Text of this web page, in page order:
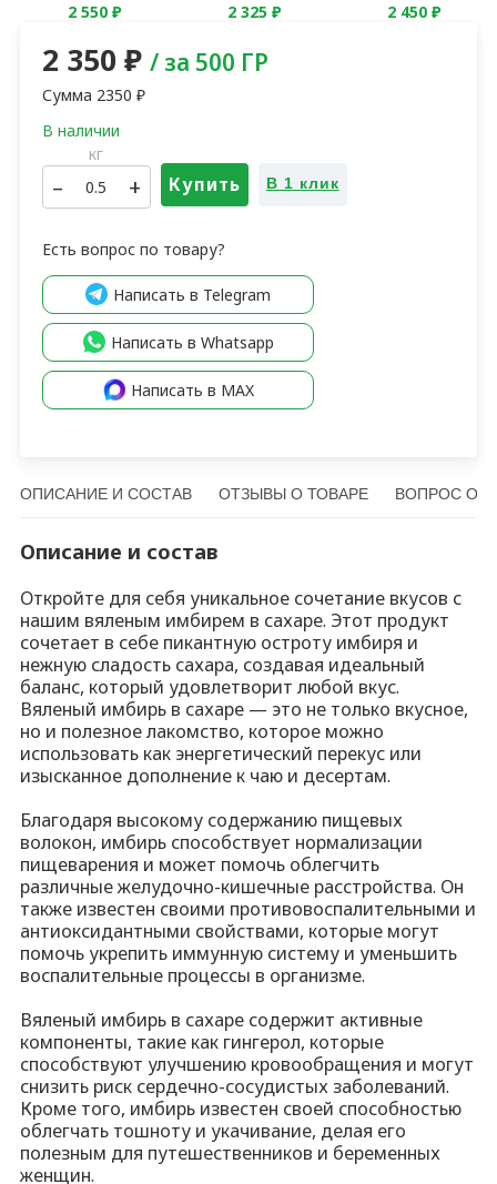
2 550₽ 2 325₽ 2 450₽
2 350 ₽ / за 500 ГР
Сумма 2350 ₽
кг
– + Купить В 1 клик
Есть вопрос по товару?
Написать в Telegram
Написать в Whatsapp
Написать в MAX
ОПИСАНИЕ И СОСТАВ ОТЗЫВЫ О ТОВАРЕ ВОПРОС О
Описание и состав
Откройте для себя уникальное сочетание вкусов с
нашим вяленым имбирем в сахаре. Этот продукт
сочетает в себе пикантную остроту имбиря и
нежную сладость сахара, создавая идеальный
баланс, который удовлетворит любой вкус.
Вяленый имбирь в сахаре — это не только вкусное,
но и полезное лакомство, которое можно
использовать как энергетический перекус или
изысканное дополнение к чаю и десертам.
Благодаря высокому содержанию пищевых
волокон, имбирь способствует нормализации
пищеварения и может помочь облегчить
различные желудочно-кишечные расстройства. Он
также известен своими противовоспалительными и
антиоксидантными свойствами, которые могут
помочь укрепить иммунную систему и уменьшить
воспалительные процессы в организме.
Вяленый имбирь в сахаре содержит активные
компоненты, такие как гингерол, которые
способствуют улучшению кровообращения и могут
снизить риск сердечно-сосудистых заболеваний.
Кроме того, имбирь известен своей способностью
облегчать тошноту и укачивание, делая его
полезным для путешественников и беременных
женщин.